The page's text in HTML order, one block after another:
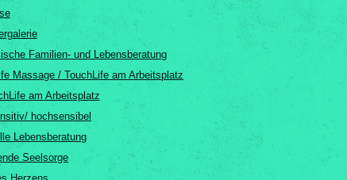
Familien- und Lebensberatung
Massage / TouchLife am Arbeitsplatz
am Arbeitsplatz
hochsensibel
Lebensberatung
Seelsorge